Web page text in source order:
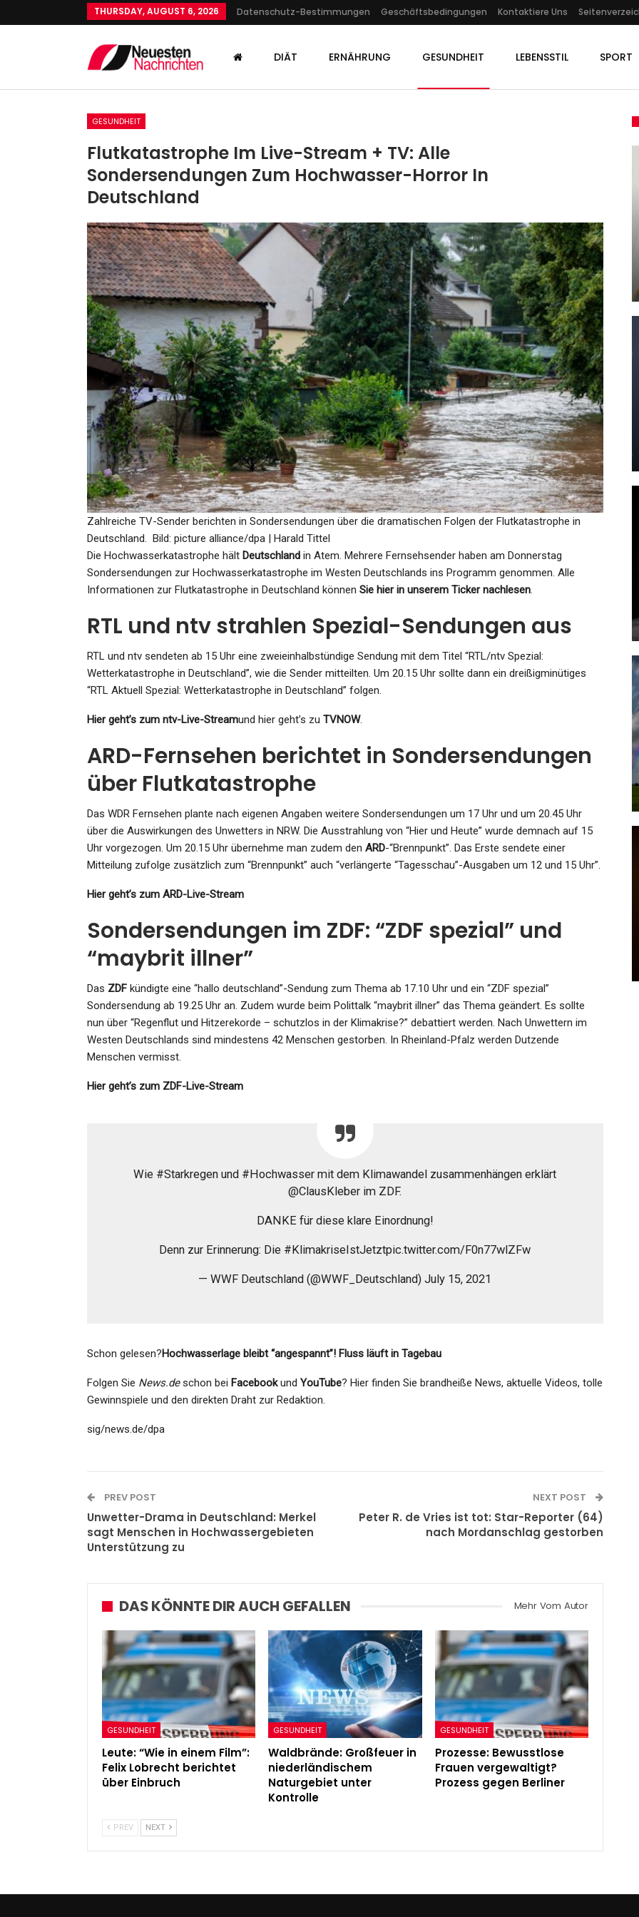
THURSDAY, AUGUST 6, 2026 Datenschutz-Bestimmungen Geschäftsbedingungen Kontaktiere Uns
DIÄT ERNÄHRUNG GESUNDHEIT LEBENSSTIL SPORT
GESUNDHEIT
Flutkatastrophe Im Live-Stream + TV: Alle
Sondersendungen Zum Hochwasser-Horror In
Deutschland
Zahlreiche TV-Sender berichten in Sondersendungen über die dramatischen Folgen der Flutkatastrophe in
Deutschland.
Bild: picture alliance/dpa | Harald Tittel
Die Hochwasserkatastrophe hält Deutschland in Atem. Mehrere Fernsehsender haben am Donnerstag
Sondersendungen zur Hochwasserkatastrophe im Westen Deutschlands ins Programm genommen. Alle
Informationen zur Flutkatastrophe in Deutschland können Sie hier in unserem Ticker nachlesen.
RTL und ntv strahlen Spezial-Sendungen aus
RTL und ntv sendeten ab 15 Uhr eine zweieinhalbstündige Sendung mit dem Titel “RTL/ntv Spezial:
Wetterkatastrophe in Deutschland”, wie die Sender mitteilten. Um 20.15 Uhr sollte dann ein dreißigminütiges
“RTL Aktuell Spezial: Wetterkatastrophe in Deutschland” folgen.
Hier geht’s zum ntv-Live-Streamund hier geht’s zu TVNOW.
ARD-Fernsehen berichtet in Sondersendungen
über Flutkatastrophe
Das WDR Fernsehen plante nach eigenen Angaben weitere Sondersendungen um 17 Uhr und um 20.45 Uhr
über die Auswirkungen des Unwetters in NRW. Die Ausstrahlung von “Hier und Heute” wurde demnach auf 15
Uhr vorgezogen. Um 20.15 Uhr übernehme man zudem den ARD-“Brennpunkt”. Das Erste sendete einer
Mitteilung zufolge zusätzlich zum “Brennpunkt” auch “verlängerte “Tagesschau”-Ausgaben um 12 und 15 Uhr”.
Hier geht’s zum ARD-Live-Stream
Sondersendungen im ZDF: “ZDF spezial” und
“maybrit illner”
Das ZDF kündigte eine “hallo deutschland”-Sendung zum Thema ab 17.10 Uhr und ein “ZDF spezial”
Sondersendung ab 19.25 Uhr an. Zudem wurde beim Polittalk “maybrit illner” das Thema geändert. Es sollte
nun über “Regenflut und Hitzerekorde – schutzlos in der Klimakrise?” debattiert werden. Nach Unwettern im
Westen Deutschlands sind mindestens 42 Menschen gestorben. In Rheinland-Pfalz werden Dutzende
Menschen vermisst.
Hier geht’s zum ZDF-Live-Stream
Wie #Starkregen und #Hochwasser mit dem Klimawandel zusammenhängen erklärt
@ClausKleber im ZDF.
DANKE für diese klare Einordnung!
Denn zur Erinnerung: Die #KlimakriseIstJetztpic.twitter.com/F0n77wlZFw
— WWF Deutschland (@WWF_Deutschland) July 15, 2021
Schon gelesen?Hochwasserlage bleibt “angespannt”! Fluss läuft in Tagebau
Folgen Sie News.deschon bei Facebookund YouTube? Hier finden Sie brandheiße News, aktuelle Videos, tolle
Gewinnspiele und den direkten Draht zur Redaktion.
sig/news.de/dpa
PREV POST
Unwetter-Drama in Deutschland: Merkel
sagt Menschen in Hochwassergebieten
Unterstützung zu
NEXT POST
Peter R. de Vries ist tot: Star-Reporter (64)
nach Mordanschlag gestorben
DAS KÖNNTE DIR AUCH GEFALLEN Mehr Vom Autor
GESUNDHEIT
Leute: “Wie in einem Film”:
Felix Lobrecht berichtet
über Einbruch
GESUNDHEIT
Waldbrände: Großfeuer in
niederländischem
Naturgebiet unter
Kontrolle
GESUNDHEIT
Prozesse: Bewusstlose
Frauen vergewaltigt?
Prozess gegen Berliner
PREV NEXT
Astro-Highlights Im April 2024:
So Sehen Sie Sternschnuppen,…
Admin Apr 12, 2024
SPORT
NHL: Draisaitl-Vorlage Bei Sieg
Der Oilers Gegen…
Admin Jan 14, 2025
Mädchen In London Ermordet:
Aus Panik Vor Covid-19!
Mutter…
Admin Jun 25, 2021
GESUNDHEIT
Marokko: Mindestens 14
Migranten Ertrinken Vor
Marokko Bei…
Admin Dec 29, 2023
Brendel: Achtet Nicht Auf Mich,…
Admin Jun 17, 2025
Emmerich – Ursache Noch
Unklar
Admin Sep 19, 2025
GESUNDHEIT
Tödliches Unfall-Drama In
Delmenhorst: Autofahrer Rast
In…
Admin Nov 20, 2023
Zwangsversteigerung Sachsen:
12 Justizauktionen In Sachsen
Admin Jan 29, 2025
Show Entführt Und An
Krokodile…
KULTUR
Currentzis…